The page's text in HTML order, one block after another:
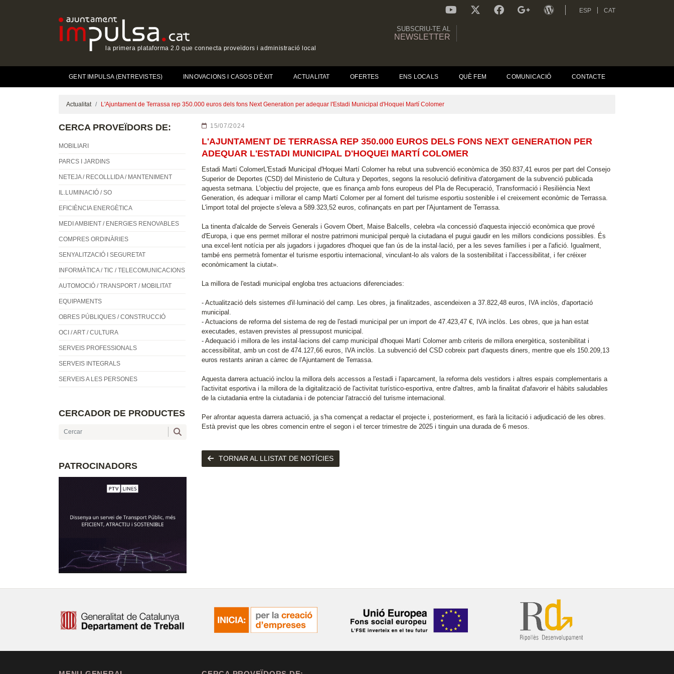
la primera plataforma 2.0 que connecta proveïdors i administració local
ESP CAT
SUBSCRIU-TE AL
NEWSLETTER
GENT IMPULSA (ENTREVISTES) INNOVACIONS I CASOS D'ÈXIT ACTUALITAT(CURRENT)OFERTES ENS LOCALS QUÈ FEM COMUNICACIÓ CONTACTE
Actualitat L'Ajuntament de Terrassa rep 350.000 euros dels fons Next Generation per adequar l'Estadi Municipal d'Hoquei Martí Colomer
CERCA PROVEÏDORS DE:
MOBILIARI
PARCS I JARDINS
NETEJA / RECOLLLIDA / MANTENIMENT
IL.LUMINACIÓ / SO
EFICIÈNCIA ENERGÈTICA
MEDI AMBIENT / ENERGIES RENOVABLES
COMPRES ORDINÀRIES
SENYALITZACIÓ I SEGURETAT
INFORMÀTICA / TIC / TELECOMUNICACIONS
AUTOMOCIÓ / TRANSPORT / MOBILITAT
EQUIPAMENTS
OBRES PÚBLIQUES / CONSTRUCCIÓ
OCI / ART / CULTURA
SERVEIS PROFESSIONALS
SERVEIS INTEGRALS
SERVEIS A LES PERSONES
CERCADOR DE PRODUCTES
PATROCINADORS
15/07/2024
L'AJUNTAMENT DE TERRASSA REP 350.000 EUROS DELS FONS NEXT GENERATION PER
ADEQUAR L'ESTADI MUNICIPAL D'HOQUEI MARTÍ COLOMER
Estadi Martí ColomerL'Estadi Municipal d'Hoquei Martí Colomer ha rebut una subvenció econòmica de 350.837,41 euros per part del Consejo
Superior de Deportes (CSD) del Ministerio de Cultura y Deportes, segons la resolució definitiva d'atorgament de la subvenció publicada
aquesta setmana. L'objectiu del projecte, que es finança amb fons europeus del Pla de Recuperació, Transformació i Resiliència Next
Generation, és adequar i millorar el camp Martí Colomer per al foment del turisme esportiu sostenible i el creixement econòmic de Terrassa.
L'import total del projecte s'eleva a 589.323,52 euros, cofinançats en part per l'Ajuntament de Terrassa.
La tinenta d'alcalde de Serveis Generals i Govern Obert, Maise Balcells, celebra «la concessió d'aquesta injecció econòmica que prové
d'Europa, i que ens permet millorar el nostre patrimoni municipal perquè la ciutadana el pugui gaudir en les millors condicions possibles. És
una excel·lent notícia per als jugadors i jugadores d'hoquei que fan ús de la instal·lació, per a les seves famílies i per a l'afició. Igualment,
també ens permetrà fomentar el turisme esportiu internacional, vinculant-lo als valors de la sostenibilitat i l'accessibilitat, i fer créixer
econòmicament la ciutat».
La millora de l'estadi municipal engloba tres actuacions diferenciades:
- Actualització dels sistemes d'il·luminació del camp. Les obres, ja finalitzades, ascendeixen a 37.822,48 euros, IVA inclòs, d'aportació
municipal.
- Actuacions de reforma del sistema de reg de l'estadi municipal per un import de 47.423,47 €, IVA inclòs. Les obres, que ja han estat
executades, estaven previstes al pressupost municipal.
- Adequació i millora de les instal·lacions del camp municipal d'hoquei Martí Colomer amb criteris de millora energètica, sostenibilitat i
accessibilitat, amb un cost de 474.127,66 euros, IVA inclòs. La subvenció del CSD cobreix part d'aquests diners, mentre que els 150.209,13
euros restants aniran a càrrec de l'Ajuntament de Terrassa.
Aquesta darrera actuació inclou la millora dels accessos a l'estadi i l'aparcament, la reforma dels vestidors i altres espais complementaris a
l'activitat esportiva i la millora de la digitalització de l'activitat turístico-esportiva, entre d'altres, amb la finalitat d'afavorir el hàbits saludables
de la ciutadania entre la ciutadania i de potenciar l'atracció del turisme internacional.
Per afrontar aquesta darrera actuació, ja s'ha començat a redactar el projecte i, posteriorment, es farà la licitació i adjudicació de les obres.
Està previst que les obres comencin entre el segon i el tercer trimestre de 2025 i tinguin una durada de 6 mesos.
TORNAR AL LLISTAT DE NOTÍCIES